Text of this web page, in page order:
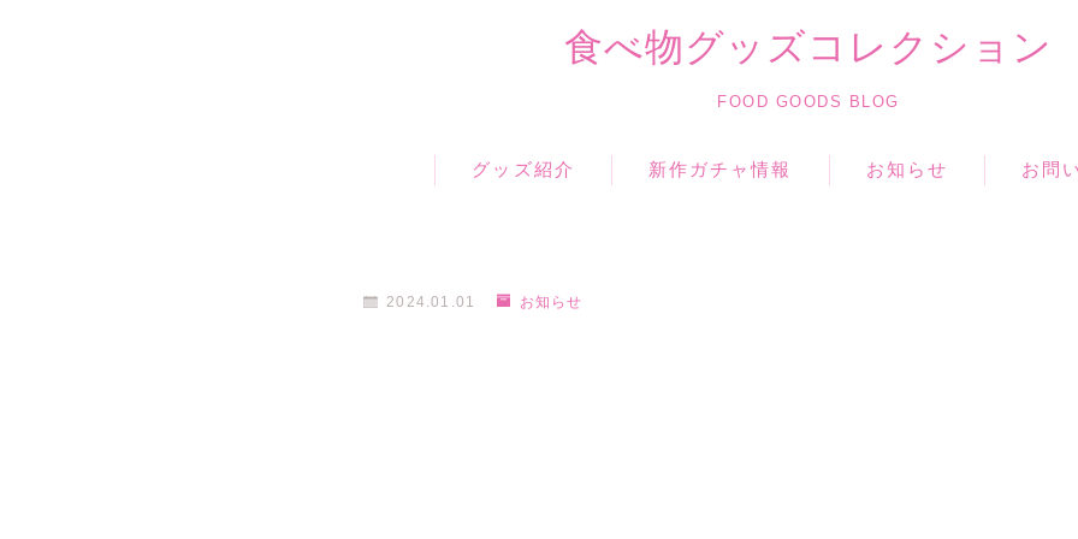
食べ物グッズコレクション
FOOD GOODS BLOG
グッズ紹介 新作ガチャ情報 お知らせ お問
2024.01.01 お知らせ